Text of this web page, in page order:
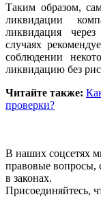
Таким образом,
ликвидации
ликвидация
случаях
соблюдении
ликвидацию без
Читайте также:
проверки?
В наших соцсетях
правовые вопросы,
в законах.
Присоединяйтесь,